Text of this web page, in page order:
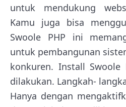
untuk mendukung
Kamu juga bisa
Swoole PHP ini
untuk pembangunan
konkuren. Install
dilakukan. Langkah-
Hanya dengan